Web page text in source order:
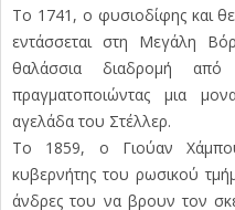
Το 1741, ο φυσιοδίφης και
εντάσσεται στη Μεγάλη
θαλάσσια διαδρομή
πραγματοποιώντας μια
αγελάδα του Στέλλερ.
Το 1859, ο Γιούαν
κυβερνήτης του ρωσικού
άνδρες του να βρουν τον